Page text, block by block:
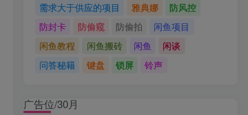
需求大于供应的项目
雅典娜
防风控
防封卡
防偷窥 防偷拍
闲鱼项目
闲鱼教程
闲鱼搬砖 闲鱼
闲谈
问答秘籍
键盘 锁屏 铃声
广告位/30月